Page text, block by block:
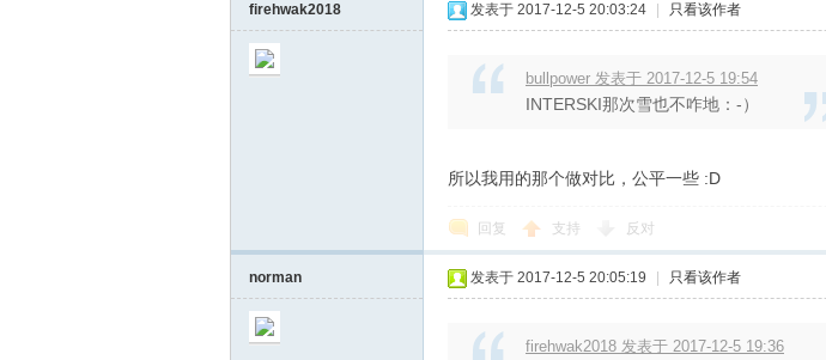
firehwak2018 发表于 2017-12-5 20:03:24 只看该作者
bullpower 发表于 2017-12-5 19:54
INTERSKI那次雪也不咋地：-）
所以我用的那个做对比，公平一些 :D
回复 支持 反对
norman 发表于 2017-12-5 20:05:19 只看该作者
firehwak2018 发表于 2017-12-5 19:36